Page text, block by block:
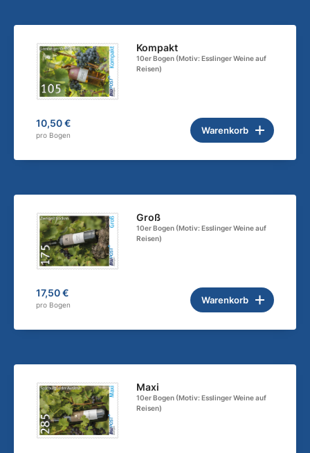
Kompakt
10er Bogen (Motiv: Esslinger Weine auf
Reisen)
10,50 €
pro Bogen Warenkorb
Groß
10er Bogen (Motiv: Esslinger Weine auf
Reisen)
17,50 €
pro Bogen Warenkorb
Maxi
10er Bogen (Motiv: Esslinger Weine auf
Reisen)